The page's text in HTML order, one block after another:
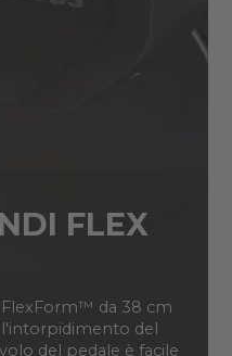
FLEX
da 38 cm
l'intorpidimento del
del pedale è facile